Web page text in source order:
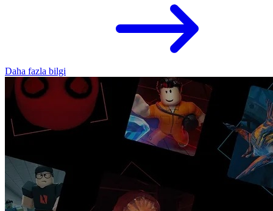
Daha fazla bilgi